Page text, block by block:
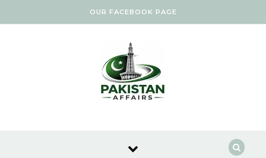
OUR FACEBOOK PAGE